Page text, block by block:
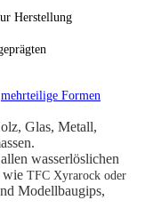
Herstellung
mehrteilige Formen
Glas, Metall,
wasserlöslichen
wie TFC Xyrarock oder
Modellbaugips,